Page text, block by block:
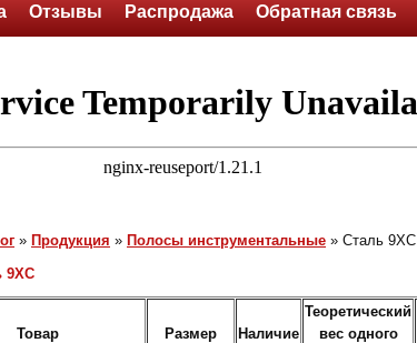
Отзывы Распродажа Обратная связь
» Продукция » Полосы инструментальные » Сталь 9ХС
9ХС
Товар Размер Наличие
Теоретический
вес одного